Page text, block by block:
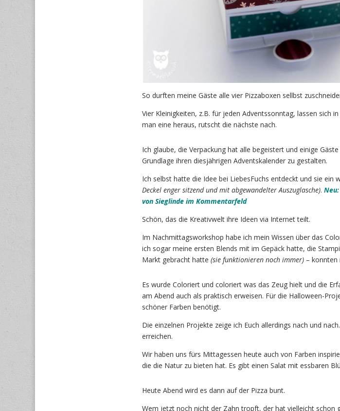
So durften meine Gäste alle vier Pizzaboxen sellbst
Vier Kleinigkeiten, z.B. für jeden Adventssonntag, lassen sich
man eine heraus, rutscht die nächste nach.
Ich glaube, die Verpackung hat alle begeistert und einige
Grundlage ihren diesjährigen Adventskalender zu gestalten.
Ich selbst hatte die Idee bei LiebesFuchs entdeckt und sie ein
Deckel enger sitzend und mit abgewandelter Auszuglasche).
von Sieglinde im Kommentarfeld
Schön, das die Kreativwelt ihre Ideen via Internet teilt.
Im Nachmittagsworkshop habe ich mein Wissen über das
ich sogar meine ersten Blends mit im Gepäck hatte, die
Markt gebracht hatte (sie funktionieren noch immer)– konnten
Es wurde Coloriert und coloriert was das Zeug hielt und die
am Abend auch als praktisch erweisen. Für die Halloween-
schöner Farben benötigt.
Die einzelnen Projekte zeige ich Euch allerdings nach und
erreichen.
Wir haben uns fürs Mittagessen heute auch von Farben
die die Natur zu bieten hat. Es gibt einen Salat mit essbaren
Heute Abend wird es dann auf der Pizza bunt.
Wem jetzt noch nicht der Zahn tropft, der hat vielleicht schon